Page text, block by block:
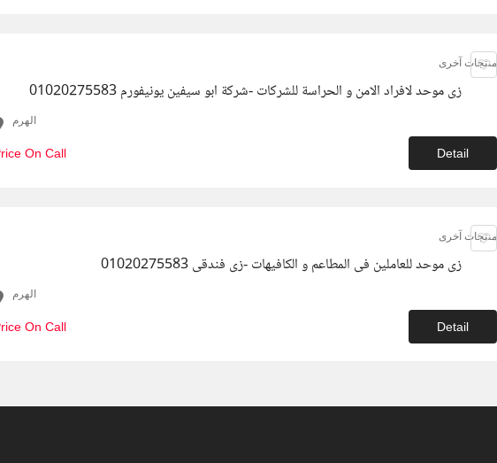
منتجات آخرى
زى موحد لافراد الامن و الحراسة للشركات -شركة ابو سيفين يونيفورم 01020275583
الهرم
On Call Detail
منتجات آخرى
زى موحد للعاملين فى المطاعم و الكافيهات -زى فندقى 01020275583
الهرم
On Call Detail